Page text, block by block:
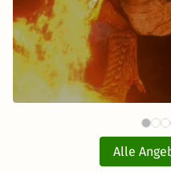
Bavaria
Tickets
Alle